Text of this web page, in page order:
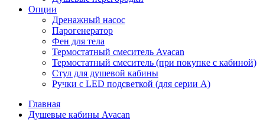
Опции
Дренажный насос
Парогенератор
Фен для тела
Термостатный смеситель Avacan
Термостатный смеситель (при покупке с кабиной)
Стул для душевой кабины
Ручки с LED подсветкой (для серии A)
Главная
Душевые кабины Avacan